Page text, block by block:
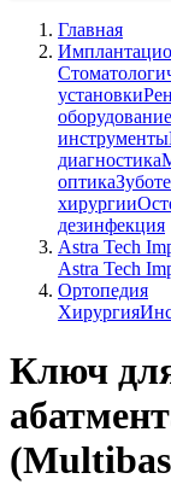
Главная
установки
оборудование
инструменты
диагностика
оптика
хирургии
дезинфекция
Astra Tech
Astra Tech
Ортопедия
Хирургия
Ключ